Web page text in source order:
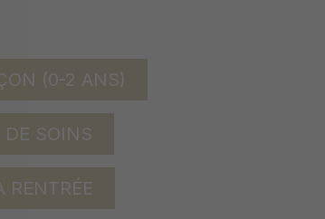
(0-2 ANS)
DE SOINS
RENTRÉE